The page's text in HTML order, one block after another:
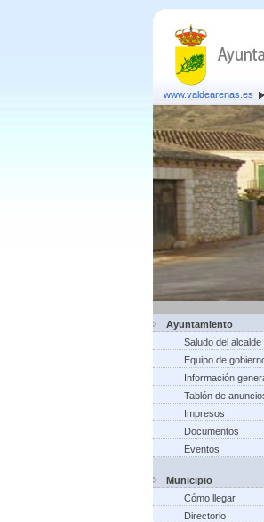
www.valdearenas.es
Ayuntamiento
Saludo del alcalde
Equipo de
Información
Tablón de
Impresos
Documentos
Eventos
Municipio
Cómo llegar
Directorio